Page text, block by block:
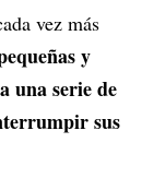
vez más
y
una serie de
sus